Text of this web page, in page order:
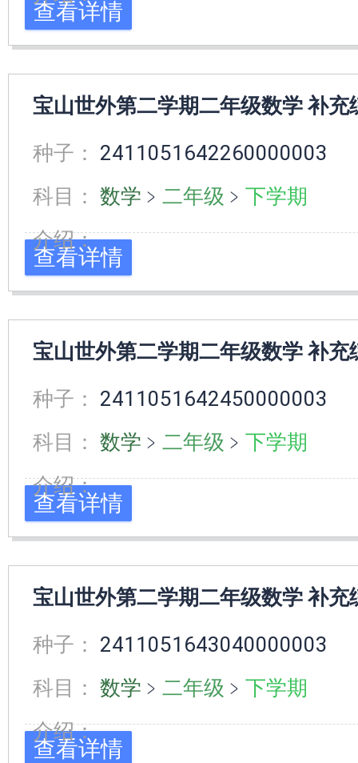
查看详情
宝山世外第二学期二年级数学 补
种子： 2411051642260000003
科目： 数学 ﹥ 二年级 ﹥ 下学期
介绍：
查看详情
宝山世外第二学期二年级数学 补
种子： 2411051642450000003
科目： 数学 ﹥ 二年级 ﹥ 下学期
介绍：
查看详情
宝山世外第二学期二年级数学 补
种子： 2411051643040000003
科目： 数学 ﹥ 二年级 ﹥ 下学期
介绍：
查看详情